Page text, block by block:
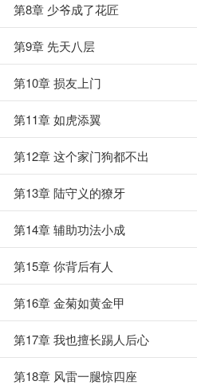
第8章 少爷成了花匠
第9章 先天八层
第10章 损友上门
第11章 如虎添翼
第12章 这个家门狗都不出
第13章 陆守义的獠牙
第14章 辅助功法小成
第15章 你背后有人
第16章 金菊如黄金甲
第17章 我也擅长踢人后心
第18章 风雷一腿惊四座